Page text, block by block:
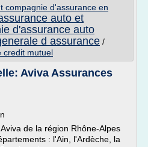
compagnie d'assurance en
auto et
d'assurance auto
d assurance /
credit mutuel
Aviva Assurances
de la région Rhône-Alpes
: l'Ain, l'Ardèche, la